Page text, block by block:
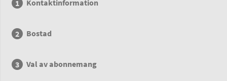
Kontaktinformation
Bostad
Val av abonnemang